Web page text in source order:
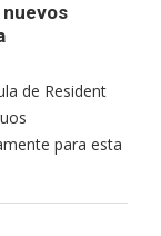
de Resident
para esta